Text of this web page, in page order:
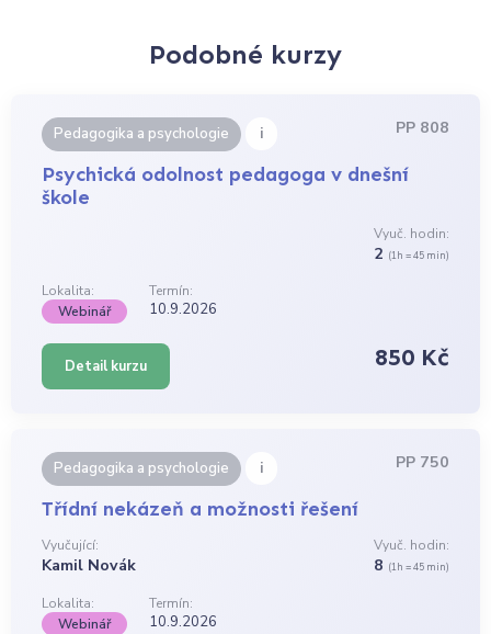
Podobné kurzy
Pedagogika a psychologie i PP 808
Psychická odolnost pedagoga v dnešní
škole
Vyuč. hodin:
2 (1h = 45 min)
Lokalita:
Termín:
Webinář
10.9.2026
Detail kurzu 850 Kč
Pedagogika a psychologie i PP 750
Třídní nekázeň a možnosti řešení
Vyučující:
Kamil Novák
Vyuč. hodin:
8 (1h = 45 min)
Lokalita:
Termín:
Webinář
10.9.2026